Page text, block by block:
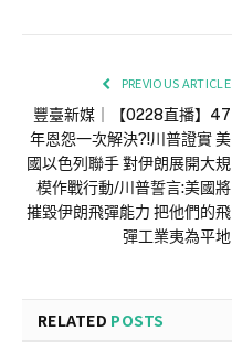
PREVIOUS ARTICLE
豐臺新媒｜【0228直播】47
年恩怨一次解決?!川普證實 美
國以色列聯手 對伊朗展開大規
模作戰行動/川普誓言:美國將
摧毀伊朗飛彈能力 把他們的飛
彈工業夷為平地
RELATED POSTS